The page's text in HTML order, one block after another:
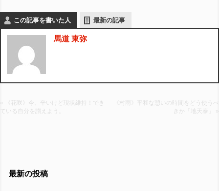
この記事を書いた人 最新の記事
馬道 東弥
« 《花咲》今、辛いけど現状維持！でき
ている自分を讃えよう。
《村雨》平和な憩いの時間をどう使うべ
きか「地天泰」 »
最新の投稿